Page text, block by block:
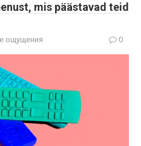
mis päästavad teid
ощущения 0